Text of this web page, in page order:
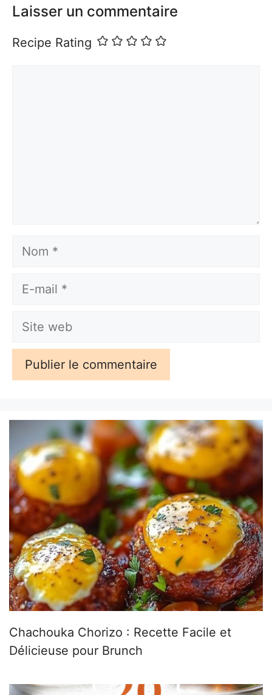
Laisser un commentaire
Recipe Rating
Nom
E-
Site
Chachouka Chorizo : Recette Facile et
Délicieuse pour Brunch